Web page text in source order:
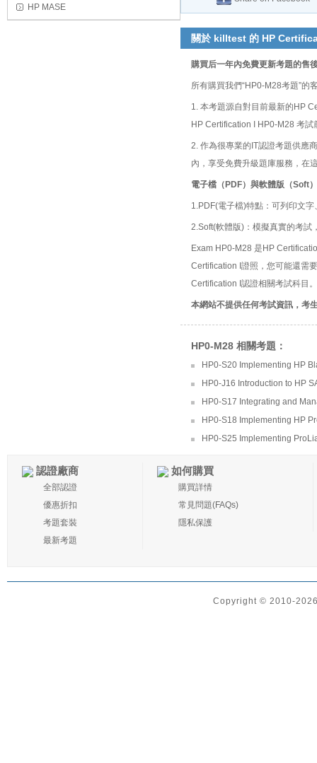
HP MASE
關於 killtest 的 HP
購買后一年內免費更新考題的售
所有購買我們“HP0-M28考題”的
1. 本考題源自對目前最新的HP
HP Certification I HP0-M28 考
2. 作為很專業的IT認證考題供應
內，享受免費升級題庫服務，在
電子檔（PDF）與軟體版（Soft
1.PDF(電子檔)特點：可列印文
2.Soft(軟體版)：模擬真實的考試
Exam HP0-M28 是HP
Certification I證照，您可能還需
Certification I認證相關考試科目。
本網站不提供任何考試資訊，考
HP0-M28 相關考題：
HP0-S20 Implementing HP
HP0-J16 Introduction to HP
HP0-S17 Integrating and
HP0-S18 Implementing HP
HP0-S25 Implementing
認證廠商
全部認證
優惠折扣
考題套裝
最新考題
如何購買
購買詳情
常見問題(FAQs)
隱私保護
Copyright © 2010-